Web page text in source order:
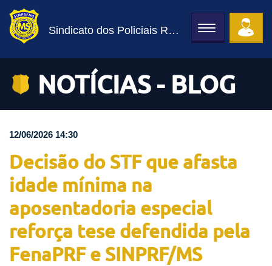
Sindicato dos Policiais Rodoviários Federais
Toggle
navigation
NOTÍCIAS - BLOG
12/06/2026 14:30
Decisão do STF que afasta
idade mínima na
aposentadoria especial
reforça tese defendida pela
FenaPRF e SINPRF/MS